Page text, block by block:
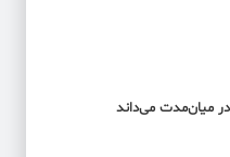
میان‌مدت می‌داند